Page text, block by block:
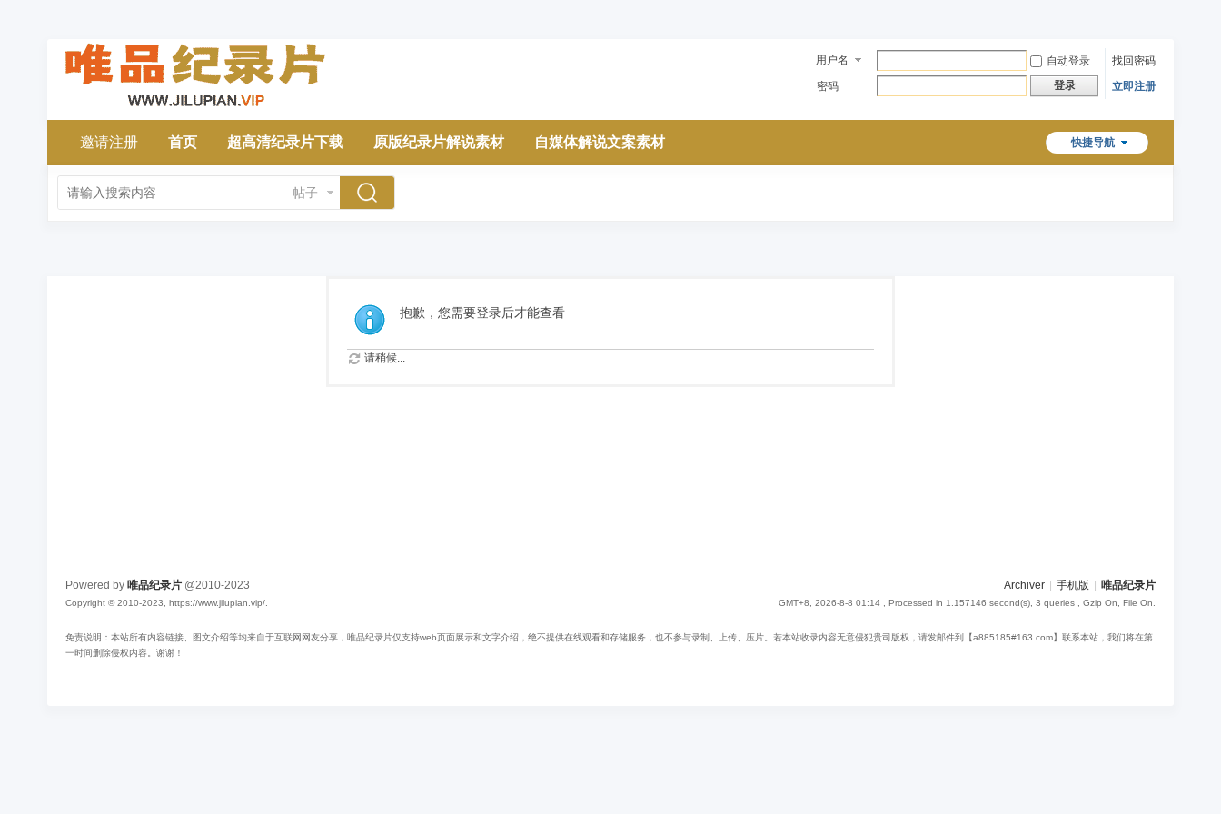
用户名 自动登录
找回密码
密码
登录 立即注册
快捷导航
邀请注册 首页 超高清纪录片下载 原版纪录片解说素材 自媒体解说文案素材
帖子
抱歉，您需要登录后才能查看
请稍候...
Archiver 手机版 唯品纪录片
GMT+8, 2026-8-8 01:14 , Processed in 1.157146 second(s), 3 queries , Gzip On, File On.
Powered by 唯品纪录片 @2010-2023
Copyright © 2010-2023, https://www.jilupian.vip/.
免责说明：本站所有内容链接、图文介绍等均来自于互联网网友分享，唯品纪录片仅支持web页面展示和文字介绍，绝不提供在线观看和存储服务，也不参与录制、上传、压片。若本站收录内容无意侵犯贵司版权，请发邮件到【a885185#163.com】联系本站，我们将在第
一时间删除侵权内容。谢谢！